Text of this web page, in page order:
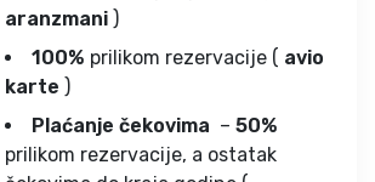
aranzmani )
100% prilikom rezervacije ( avio
karte )
Plaćanje čekovima – 50%
prilikom rezervacije, a ostatak